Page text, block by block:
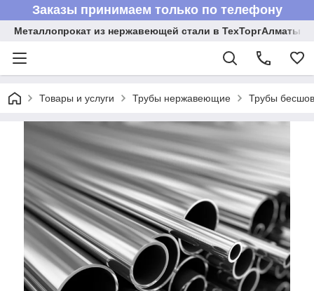
Заказы принимаем только по телефону
Металлопрокат из нержавеющей стали в ТехТоргАлматы
Товары и услуги Трубы нержавеющие Трубы